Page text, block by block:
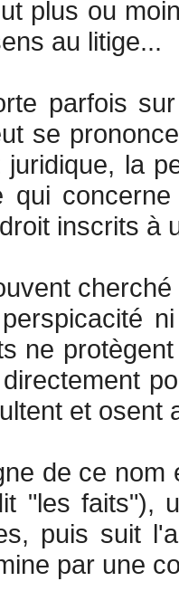
plus ou
au litige...
parfois
se
la
inscrits à
ne
et osent
de ce
"les faits"),
puis suit
par une